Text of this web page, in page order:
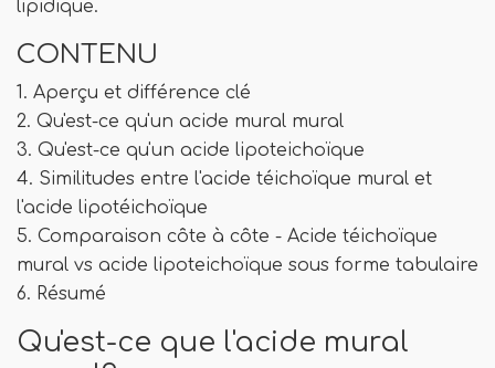
lipidique.
CONTENU
1. Aperçu et différence clé
2. Qu'est-ce qu'un acide mural mural
3. Qu'est-ce qu'un acide lipoteichoïque
4. Similitudes entre l'acide téichoïque mural et
l'acide lipotéichoïque
5. Comparaison côte à côte - Acide téichoïque
mural vs acide lipoteichoïque sous forme tabulaire
6. Résumé
Qu'est-ce que l'acide mural